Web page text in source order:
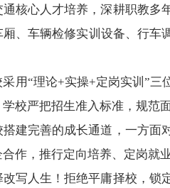
核心人才培养，深耕职教
、车辆检修实训设备、行车
用“理论+实操+定岗实训”
校严把招生准入标准，规范
建完善的成长通道，一方
作，推行定向培养、定岗就
写人生！拒绝平庸择校，